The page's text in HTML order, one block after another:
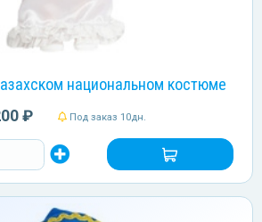
национальном костюме
₽ Под заказ 10дн.